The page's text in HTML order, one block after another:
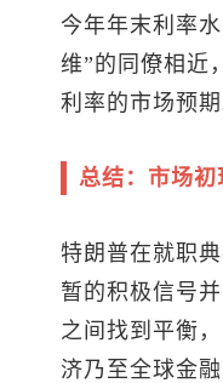
今年年末利率
维”的同僚相近
利率的市场预期
总结：市场
特朗普在就职
暂的积极信号
之间找到平衡
济乃至全球金